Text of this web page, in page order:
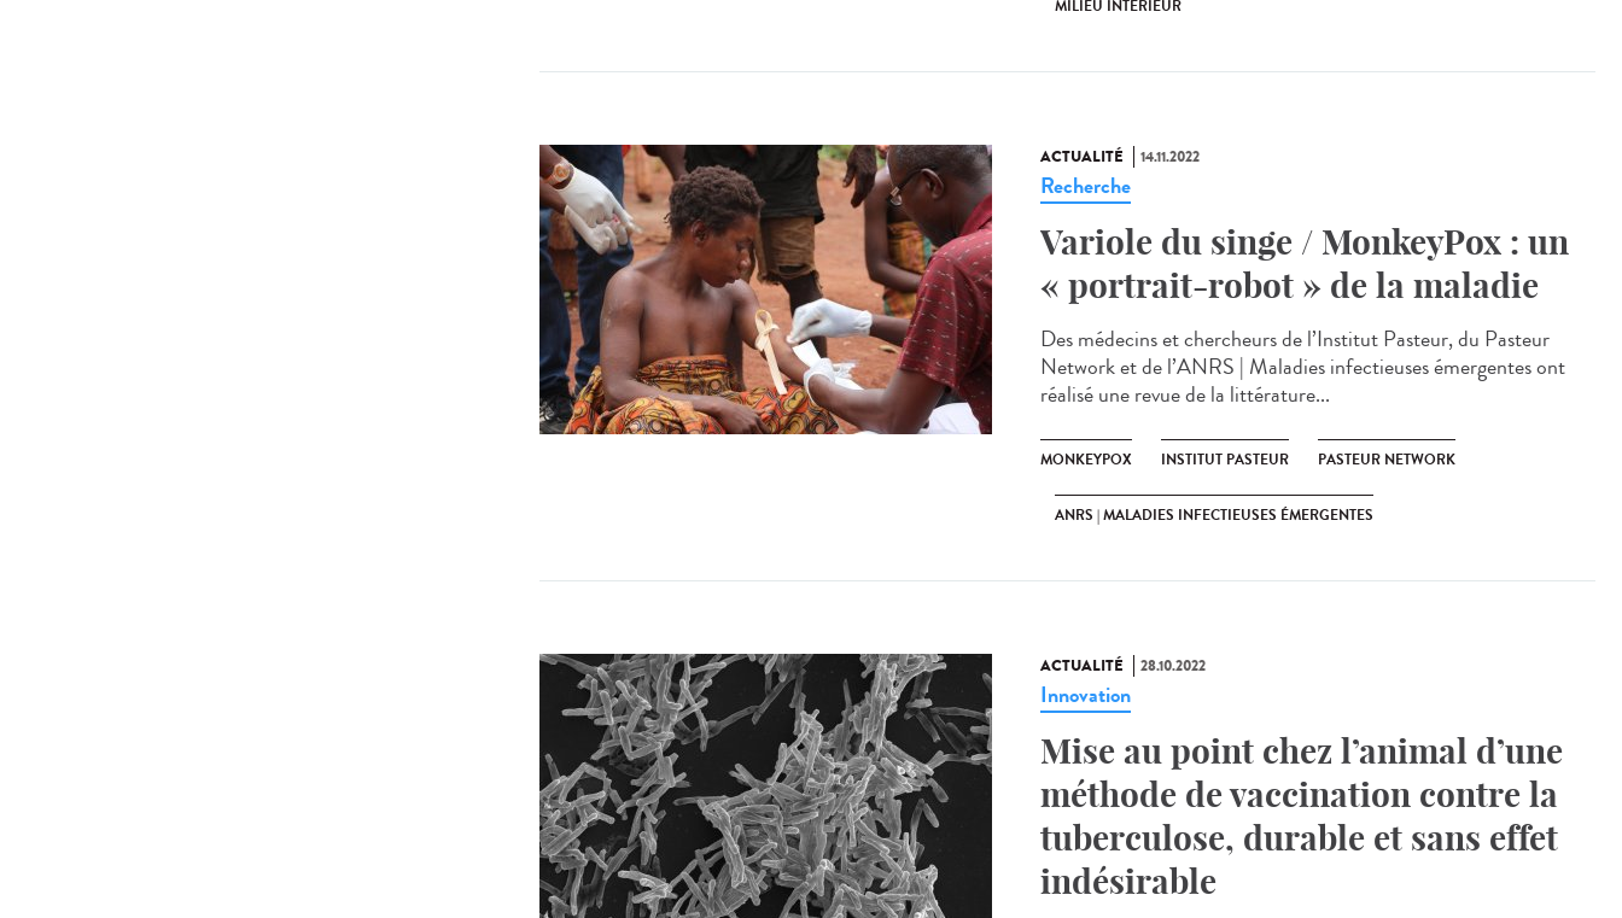
MILIEU INTÉRIEUR
ACTUALITÉ 14.11.2022
Recherche
Variole du singe / MonkeyPox : un
« portrait-robot » de la maladie
Des médecins et chercheurs de l’Institut Pasteur, du Pasteur
Network et de l’ANRS | Maladies infectieuses émergentes ont
réalisé une revue de la littérature...
MONKEYPOX INSTITUT PASTEUR PASTEUR NETWORK
ANRS | MALADIES INFECTIEUSES ÉMERGENTES
ACTUALITÉ 28.10.2022
Innovation
Mise au point chez l’animal d’une
méthode de vaccination contre la
tuberculose, durable et sans effet
indésirable